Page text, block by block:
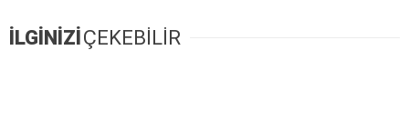
İLGİNİZİÇEKEBİLİR